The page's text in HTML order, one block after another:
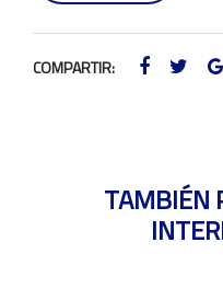
COMPARTIR:
TAMBIÉN